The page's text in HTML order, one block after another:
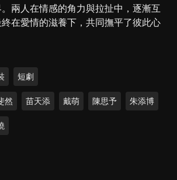
兩人在情感的角力與拉扯中，逐漸互
在愛情的滋養下，共同撫平了彼此心
短劇
然 苗天添 戴萌 陳思予 朱添博